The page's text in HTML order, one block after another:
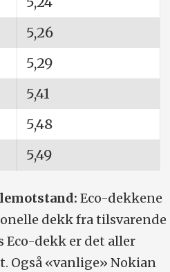
5,26
5,29
5,41
5,48
5,49
Eco-dekkene
dekk fra tilsvarende
Eco-dekk er det aller
Også «vanlige» Nokian